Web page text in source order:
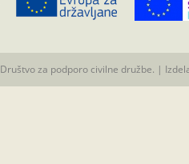
za podporo civilne družbe. |